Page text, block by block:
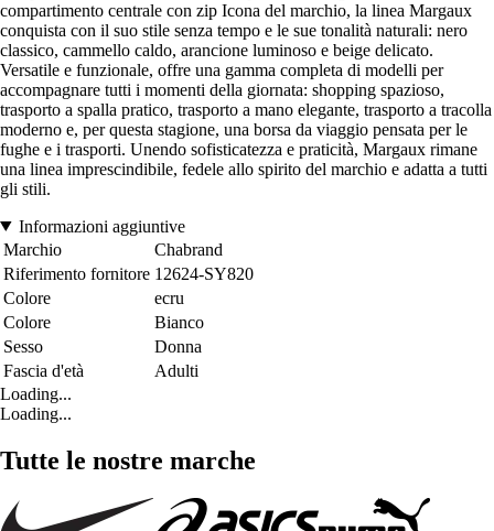
compartimento centrale con zip Icona del marchio, la linea Margaux
conquista con il suo stile senza tempo e le sue tonalità naturali: nero
classico, cammello caldo, arancione luminoso e beige delicato.
Versatile e funzionale, offre una gamma completa di modelli per
accompagnare tutti i momenti della giornata: shopping spazioso,
trasporto a spalla pratico, trasporto a mano elegante, trasporto a tracolla
moderno e, per questa stagione, una borsa da viaggio pensata per le
fughe e i trasporti. Unendo sofisticatezza e praticità, Margaux rimane
una linea imprescindibile, fedele allo spirito del marchio e adatta a tutti
gli stili.
Informazioni aggiuntive
Marchio
Chabrand
Riferimento fornitore 12624-SY820
Colore
ecru
Colore
Bianco
Sesso
Donna
Fascia d'età
Adulti
Loading...
Loading...
Tutte le nostre marche